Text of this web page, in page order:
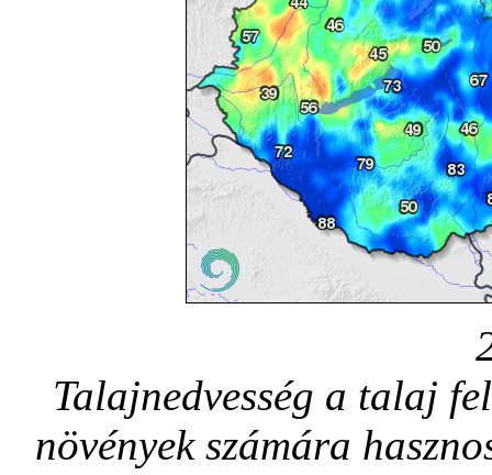
Talajnedvesség a talaj
növények számára